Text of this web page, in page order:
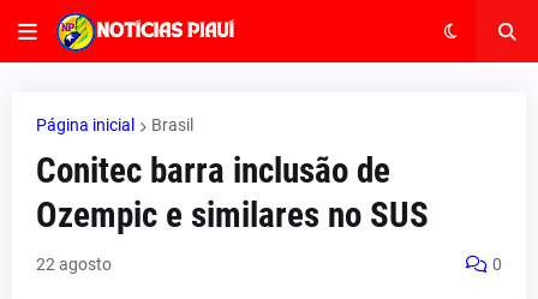
Página inicial Brasil
Conitec barra inclusão de
Ozempic e similares no SUS
22 agosto 0